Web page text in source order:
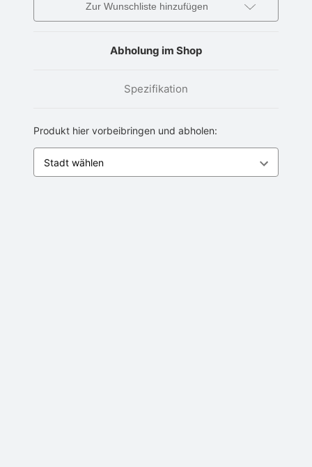
Zur Wunschliste hinzufügen
Abholung im Shop
Spezifikation
Produkt hier vorbeibringen und abholen: